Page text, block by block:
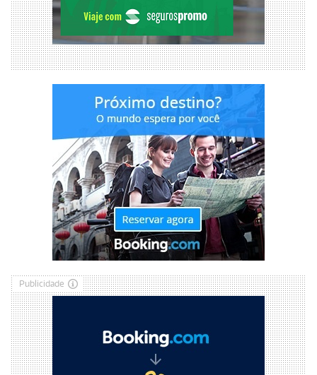
Publicidade